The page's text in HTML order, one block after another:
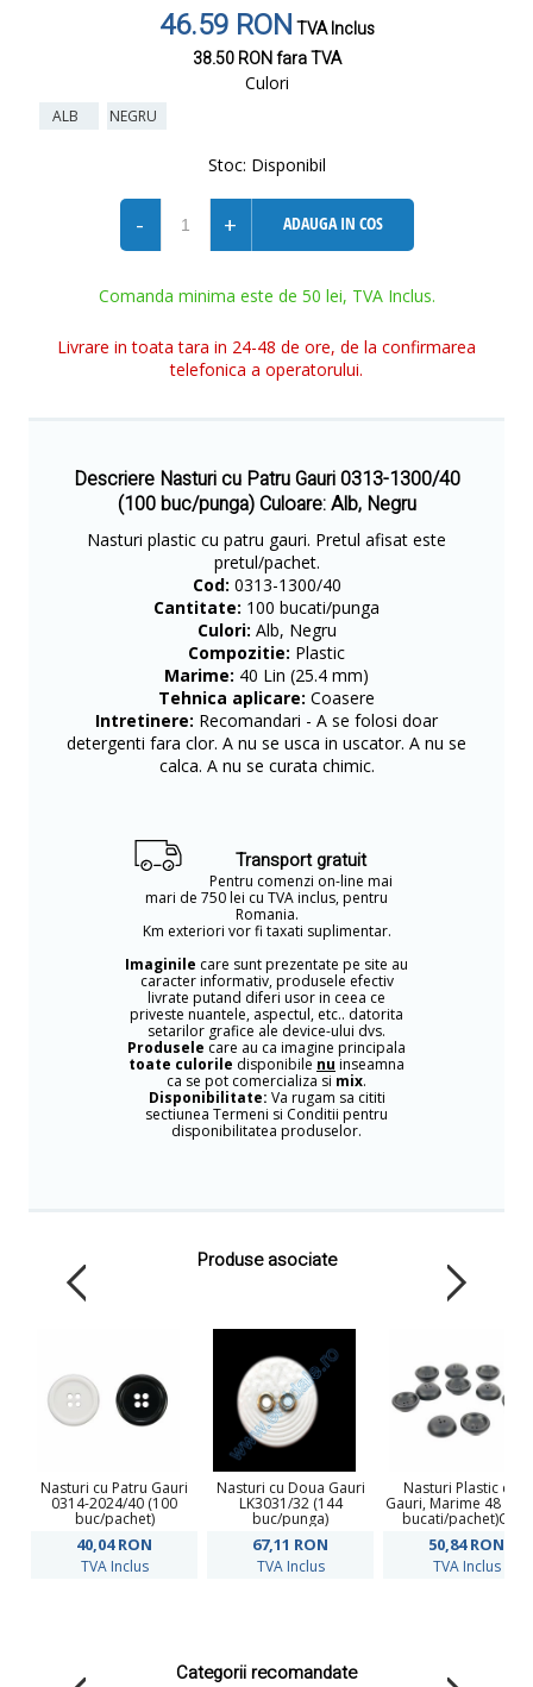
46.59 RONTVA Inclus
38.50 RONfara TVA
Culori
ALB NEGRU
Stoc: Disponibil
- + ADAUGA IN COS
Comanda minima este de 50 lei, TVA Inclus.
Livrare in toata tara in 24-48 de ore, de la confirmarea
telefonica a operatorului.
Descriere Nasturi cu Patru Gauri 0313-1300/40
(100 buc/punga) Culoare: Alb, Negru
Nasturi plastic cu patru gauri. Pretul afisat este
pretul/pachet.
Cod: 0313-1300/40
Cantitate: 100 bucati/punga
Culori: Alb, Negru
Compozitie: Plastic
Marime: 40 Lin (25.4 mm)
Tehnica aplicare: Coasere
Intretinere: Recomandari - A se folosi doar
detergenti fara clor. A nu se usca in uscator. A nu se
calca. A nu se curata chimic.
Transport gratuit
Pentru comenzi on-line mai
mari de 750 lei cu TVA inclus, pentru
Romania.
Km exteriori vor fi taxati suplimentar.
Imaginile care sunt prezentate pe site au
caracter informativ, produsele efectiv
livrate putand diferi usor in ceea ce
priveste nuantele, aspectul, etc.. datorita
setarilor grafice ale device-ului dvs.
Produsele care au ca imagine principala
toate culorile disponibile nu inseamna
ca se pot comercializa si mix.
Disponibilitate: Va rugam sa cititi
sectiunea Termeni si Conditii pentru
disponibilitatea produselor.
Produse asociate
Nasturi cu Patru Gauri
0314-2024/40 (100
buc/pachet)
40,04RON
TVA Inclus
Nasturi cu Doua Gauri
LK3031/32 (144
buc/punga)
67,11 RON
TVA Inclus
Nasturi Plastic cu 4
Gauri, Marime 48 Lin
bucati/pachet)Cod:
50,84RON
TVA Inclus
Categorii recomandate